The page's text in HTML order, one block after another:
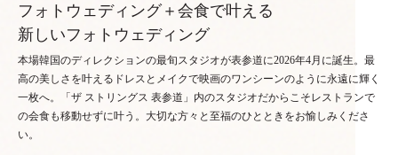
フォトウェディング＋会食で叶える
新しいフォトウェディング
本場韓国のディレクションの最旬スタジオが表参道に2026年4月に誕生。最
高の美しさを叶えるドレスとメイクで映画のワンシーンのように永遠に輝く
一枚へ。「ザ ストリングス 表参道」内のスタジオだからこそレストランで
の会食も移動せずに叶う。大切な方々と至福のひとときをお愉しみくださ
い。